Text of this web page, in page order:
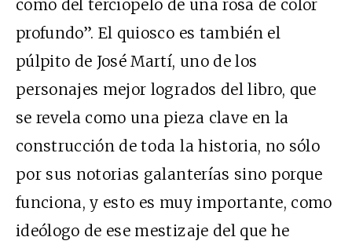
como del terciopelo de una rosa de color
profundo”. El quiosco es también el
púlpito de José Martí, uno de los
personajes mejor logrados del libro, que
se revela como una pieza clave en la
construcción de toda la historia, no sólo
por sus notorias galanterías sino porque
funciona, y esto es muy importante, como
ideólogo de ese mestizaje del que he